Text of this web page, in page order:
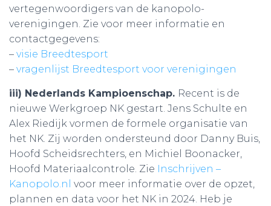
vertegenwoordigers van de kanopolo-
verenigingen. Zie voor meer informatie en
contactgegevens:
– visie Breedtesport
– vragenlijst Breedtesport voor verenigingen
iii) Nederlands Kampioenschap. Recent is de
nieuwe Werkgroep NK gestart. Jens Schulte en
Alex Riedijk vormen de formele organisatie van
het NK. Zij worden ondersteund door Danny Buis,
Hoofd Scheidsrechters, en Michiel Boonacker,
Hoofd Materiaalcontrole. Zie Inschrijven –
Kanopolo.nl voor meer informatie over de opzet,
plannen en data voor het NK in 2024. Heb je